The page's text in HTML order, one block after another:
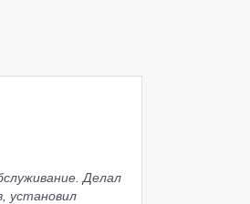
Делал
установил